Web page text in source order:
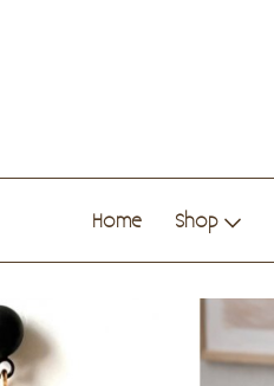
Home Shop